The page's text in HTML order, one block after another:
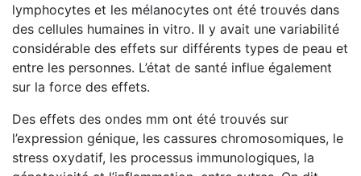
lymphocytes et les mélanocytes ont été trouvés dans
des cellules humaines in vitro. Il y avait une variabilité
considérable des effets sur différents types de peau et
entre les personnes. L’état de santé influe également
sur la force des effets.
Des effets des ondes mm ont été trouvés sur
l’expression génique, les cassures chromosomiques, le
stress oxydatif, les processus immunologiques, la